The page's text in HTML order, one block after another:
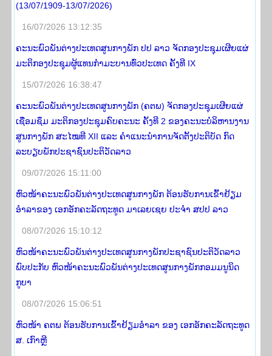
(13/07/1909-13/07/2026)
16/07/2026 13:12:35
ຄະນະພົວພັນຕ່າງປະເທດສູນກາງພັກ ປປ ລາວ ຈັດກອງປະຊຸມເຜີຍແຜ່
ມະຕິກອງປະຊຸມຜູ້ແທນກຳມະບານທົ່ວປະເທດ ຄັ້ງທີ IX
15/07/2026 16:38:47
ຄະນະພົວພັນຕ່າງປະເທດສູນກາງພັກ (ຄຕພ) ຈັດກອງປະຊຸມເຜີຍແຜ່
ເຊື່ອມຊຶມ ມະຕິກອງປະຊຸມຄົບຄະນະ ຄັ້ງທີ 2 ຂອງຄະນະບໍລິຫານງານ
ສູນກາງພັກ ສະໄໝທີ XII ແລະ ຄໍາແນະນໍາການຈັດຕັ້ງປະຕິບັດ ກົດ
ລະບຽບພັກປະຊາຊົນປະຕິວັດລາວ
09/07/2026 15:11:00
ຫົວໜ້າຄະນະພົວພັນຕ່າງປະເທດສູນກາງພັກ ຕ້ອນຮັບການເຂົ້າຢ້ຽມ
ອຳລາຂອງ ເອກອັກຄະລັດຖະທູດ ມາເລຍເຊຍ ປະຈຳ ສປປ ລາວ
08/07/2026 15:10:12
ຫົວໜ້າຄະນະພົວພັນຕ່າງປະເທດສູນກາງພັກປະຊາຊົນປະຕິວັດລາວ
ພົບປະກັບ ຫົວໜ້າຄະນະພົວພັນຕ່າງປະເທດສູນກາງພັກກອມມນູນິດ
ກູບາ
08/07/2026 15:06:51
ຫົວໜ້າ ຄຕພ ຕ້ອນຮັບການເຂົ້າຢ້ຽມອໍາລາ ຂອງ ເອກອັກຄະລັດຖະທູດ
ສ. ເກົາຫຼີ